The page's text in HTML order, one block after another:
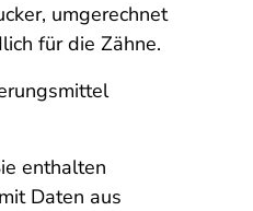
umgerechnet
für die Zähne.
enthalten
Daten aus